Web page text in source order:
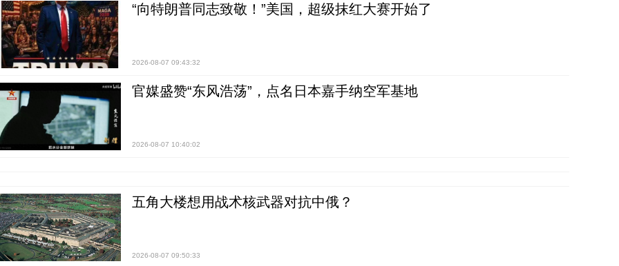
“向特朗普同志致敬！”美国，超级抹红大赛开始了
2026-08-07 09:43:32
官媒盛赞“东风浩荡”，点名日本嘉手纳空军基地
2026-08-07 10:40:02
五角大楼想用战术核武器对抗中俄？
2026-08-07 09:50:33